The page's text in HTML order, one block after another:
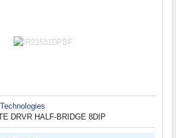
DRVR HALF-BRIDGE 8DIP